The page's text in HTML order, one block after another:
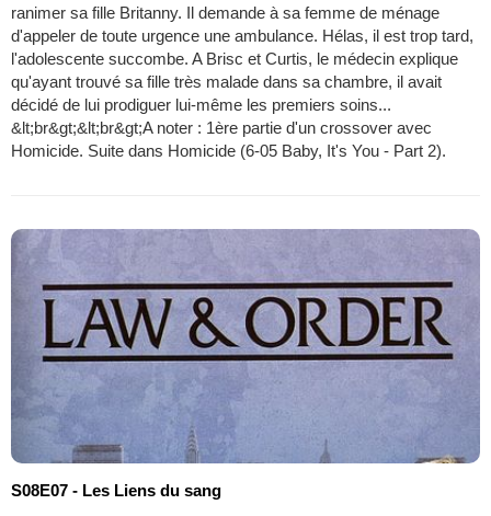
ranimer sa fille Britanny. Il demande à sa femme de ménage
d'appeler de toute urgence une ambulance. Hélas, il est trop tard,
l'adolescente succombe. A Brisc et Curtis, le médecin explique
qu'ayant trouvé sa fille très malade dans sa chambre, il avait
décidé de lui prodiguer lui-même les premiers soins...
&lt;br&gt;&lt;br&gt;A noter : 1ère partie d'un crossover avec
Homicide. Suite dans Homicide (6-05 Baby, It's You - Part 2).
S08E07 - Les Liens du sang